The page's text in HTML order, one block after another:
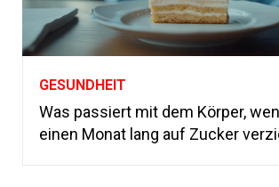
GESUNDHEIT
Was passiert mit dem Körper,
einen Monat lang auf Zucker